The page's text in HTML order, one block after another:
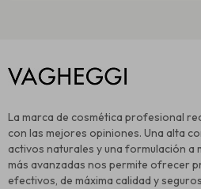
La marca de cosmética profesional
con las mejores opiniones. Una alta
activos naturales y una formulación a
más avanzadas nos permite ofrecer
efectivos, de máxima calidad y